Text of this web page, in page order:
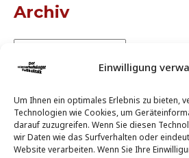
Einwilligung
Um Ihnen ein optimales Erlebnis zu bieten,
Technologien wie Cookies, um
darauf zuzugreifen. Wenn Sie diesen
wir Daten wie das Surfverhalten oder
Website verarbeiten. Wenn Sie Ihre
Archiv